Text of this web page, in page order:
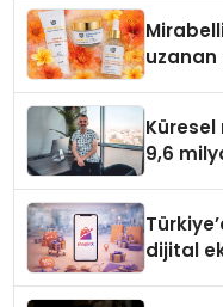
uzanan
Küresel
9,6
dijital